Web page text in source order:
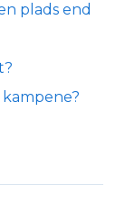
plads end